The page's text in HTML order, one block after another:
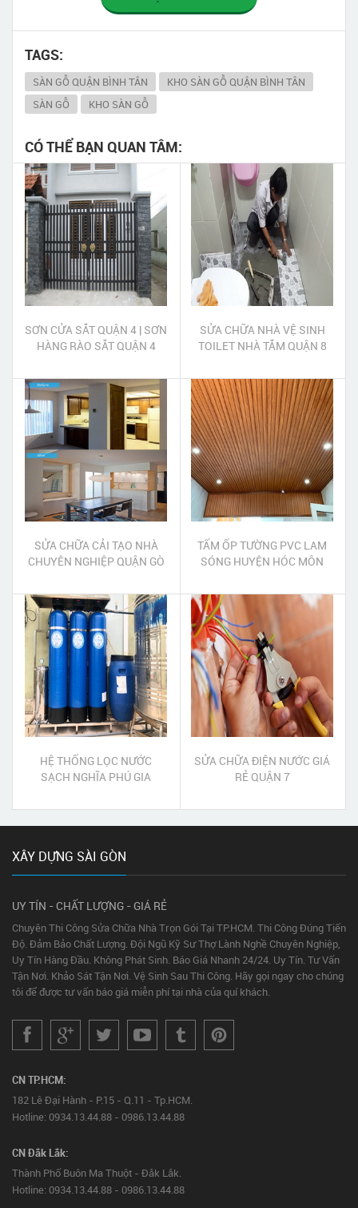
TAGS:
SÀN GỖ QUẬN BÌNH TÂN
KHO SÀN GỖ QUẬN BÌNH TÂN
SÀN GỖ
KHO SÀN GỖ
CÓ THỂ BẠN QUAN TÂM:
SƠN CỬA SẮT QUẬN 4 | SƠN
HÀNG RÀO SẮT QUẬN 4
SỬA CHỮA NHÀ VỆ SINH
TOILET NHÀ TẮM QUẬN 8
SỬA CHỮA CẢI TẠO NHÀ
CHUYÊN NGHIỆP QUẬN GÒ
TẤM ỐP TƯỜNG PVC LAM
SÓNG HUYỆN HÓC MÔN
HỆ THỐNG LỌC NƯỚC
SẠCH NGHĨA PHÚ GIA
SỬA CHỮA ĐIỆN NƯỚC GIÁ
RẺ QUẬN 7
XÂY DỰNG SÀI GÒN
UY TÍN - CHẤT LƯỢNG - GIÁ RẺ
Chuyên Thi Công Sửa Chữa Nhà Trọn Gói Tại TP.HCM. Thi Công Đúng Tiến
Độ. Đảm Bảo Chất Lượng. Đội Ngũ Kỹ Sư Thợ Lành Nghề Chuyên Nghiệp,
Uy Tín Hàng Đầu. Không Phát Sinh. Báo Giá Nhanh 24/24. Uy Tín. Tư Vấn
Tận Nơi. Khảo Sát Tận Nơi. Vệ Sinh Sau Thi Công. Hãy gọi ngay cho chúng
tôi để được tư vấn báo giá miễn phí tại nhà của quí khách.
CN TP.HCM:
182 Lê Đại Hành - P.15 - Q.11 - Tp.HCM.
Hotline: 0934.13.44.88 - 0986.13.44.88
CN Đắk Lắk:
Thành Phố Buôn Ma Thuột - Đắk Lắk.
Hotline: 0934.13.44.88 - 0986.13.44.88